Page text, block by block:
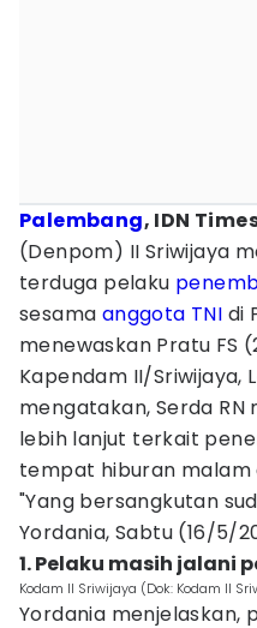
Palembang, IDN
(Denpom) II Sriwijaya
terduga pelaku
sesama anggota TNI di
menewaskan Pratu FS
Kapendam II/Sriwijaya,
mengatakan, Serda
lebih lanjut terkait
tempat hiburan malam
"Yang bersangkutan
Yordania, Sabtu (16/5/
1. Pelaku masih jalani
Kodam II Sriwijaya (Dok: Kodam II
Yordania menjelaskan,